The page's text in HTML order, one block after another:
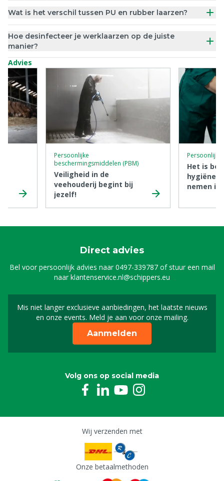
Wat is het verschil tussen PU en rubber laarzen?
Hoe desinfecteer je werklaarzen op de juiste
manier?
Advies
Persoonlijke
beschermingsmiddelen (PBM)
Veiligheid in de
veehouderij begint bij
jezelf!
Persoonlijke
Het is
nemen in
tegen
Direct advies
Bel voor persoonlijk advies naar0497-339787of stuur een mail
naarklantenservice.nl@schippers.eu
Mis niet langer exclusieve aanbiedingen, het laatste nieuws
en onze events. Meld je aan voor onze mailing.
Schrijf je in voor onze
Aanmelden
Volg ons op social media
Wij verzenden met
Onze betaalmethoden